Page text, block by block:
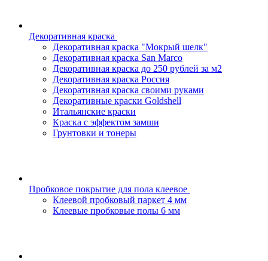
Декоративная краска
Декоративная краска "Мокрый шелк"
Декоративная краска San Marco
Декоративная краска до 250 рублей за м2
Декоративная краска Россия
Декоративная краска своими руками
Декоративные краски Goldshell
Итальянские краски
Краска с эффектом замши
Грунтовки и тонеры
Пробковое покрытие для пола клеевое
Клеевой пробковый паркет 4 мм
Клеевые пробковые полы 6 мм